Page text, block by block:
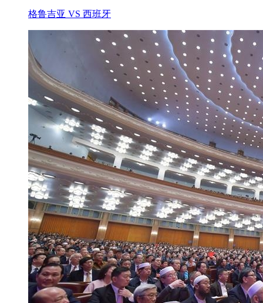
格鲁吉亚 VS 西班牙